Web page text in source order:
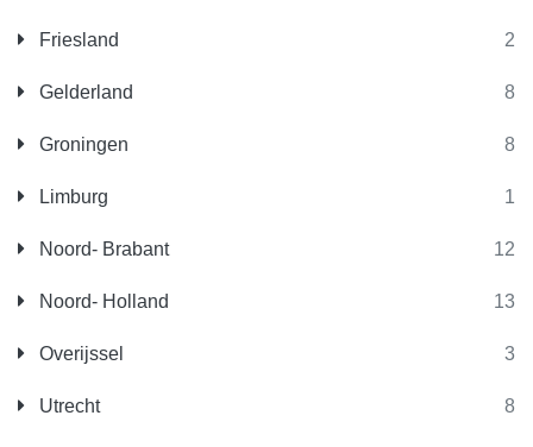
Friesland 2
Gelderland 8
Groningen 8
Limburg 1
Noord- Brabant 12
Noord- Holland 13
Overijssel 3
Utrecht 8